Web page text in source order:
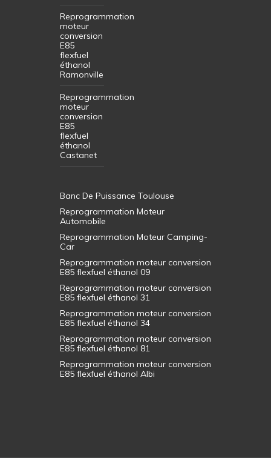
Reprogrammation
moteur
conversion
E85
flexfuel
éthanol
Ramonville
Reprogrammation
moteur
conversion
E85
flexfuel
éthanol
Castanet
Banc De Puissance Toulouse
Reprogrammation Moteur
Automobile
Reprogrammation Moteur Camping-
Car
Reprogrammation moteur conversion
E85 flexfuel éthanol 09
Reprogrammation moteur conversion
E85 flexfuel éthanol 31
Reprogrammation moteur conversion
E85 flexfuel éthanol 34
Reprogrammation moteur conversion
E85 flexfuel éthanol 81
Reprogrammation moteur conversion
E85 flexfuel éthanol Albi